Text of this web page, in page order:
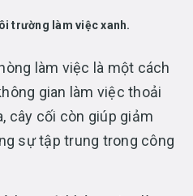
trường làm việc xanh.
làm việc là một cách
gian làm việc thoải
cây cối còn giúp giảm
sự tập trung trong công